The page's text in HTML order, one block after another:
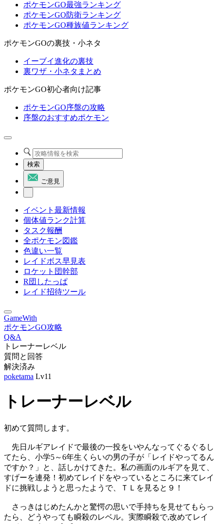
ポケモンGO最強ランキング
ポケモンGO防衛ランキング
ポケモンGO種族値ランキング
ポケモンGOの裏技・小ネタ
イーブイ進化の裏技
裏ワザ・小ネタまとめ
ポケモンGO初心者向け記事
ポケモンGO序盤の攻略
序盤のおすすめポケモン
検索
ご意見
イベント最新情報
個体値ランク計算
タスク報酬
全ポケモン図鑑
色違い一覧
レイドボス早見表
ロケット団幹部
R団したっぱ
レイド招待ツール
GameWith
ポケモンGO攻略
Q&A
トレーナーレベル
質問と回答
解決済み
poketama Lv11
トレーナーレベル
初めて質問します。
先日ルギアレイドで最後の一投をいやんなってぐるぐるし
てたら、小学5～6年生くらいの男の子が「レイドやってるん
ですか？」と、話しかけてきた。私の画面のルギアを見て、
すげーを連発！初めてレイドをやっているところに来てレイ
ドに挑戦しようと思ったようで、ＴＬを見ると９！
さっきはじめたんかと驚愕の思いで手持ちを見せてもらっ
たら、どうやっても瞬殺のレベル。実際瞬殺で,改めてレイ